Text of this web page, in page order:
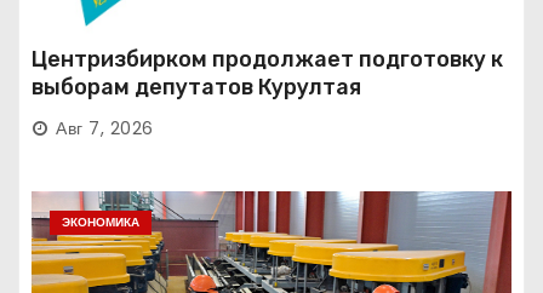
Центризбирком продолжает подготовку к
выборам депутатов Курултая
Авг 7, 2026
ЭКОНОМИКА